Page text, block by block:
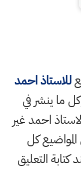
للاستاذ احمد
ما ينشر في
احمد غير
كل
التعليق